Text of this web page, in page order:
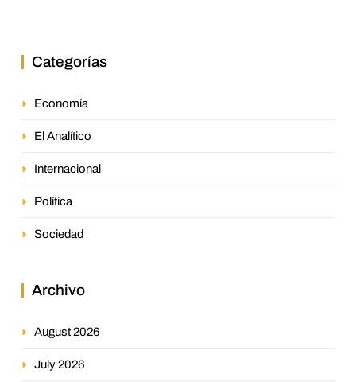
Categorías
Economía
El Analítico
Internacional
Política
Sociedad
Archivo
August 2026
July 2026